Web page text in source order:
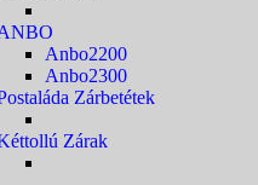
Anbo2200
Anbo2300
Zárbetétek
Zárak